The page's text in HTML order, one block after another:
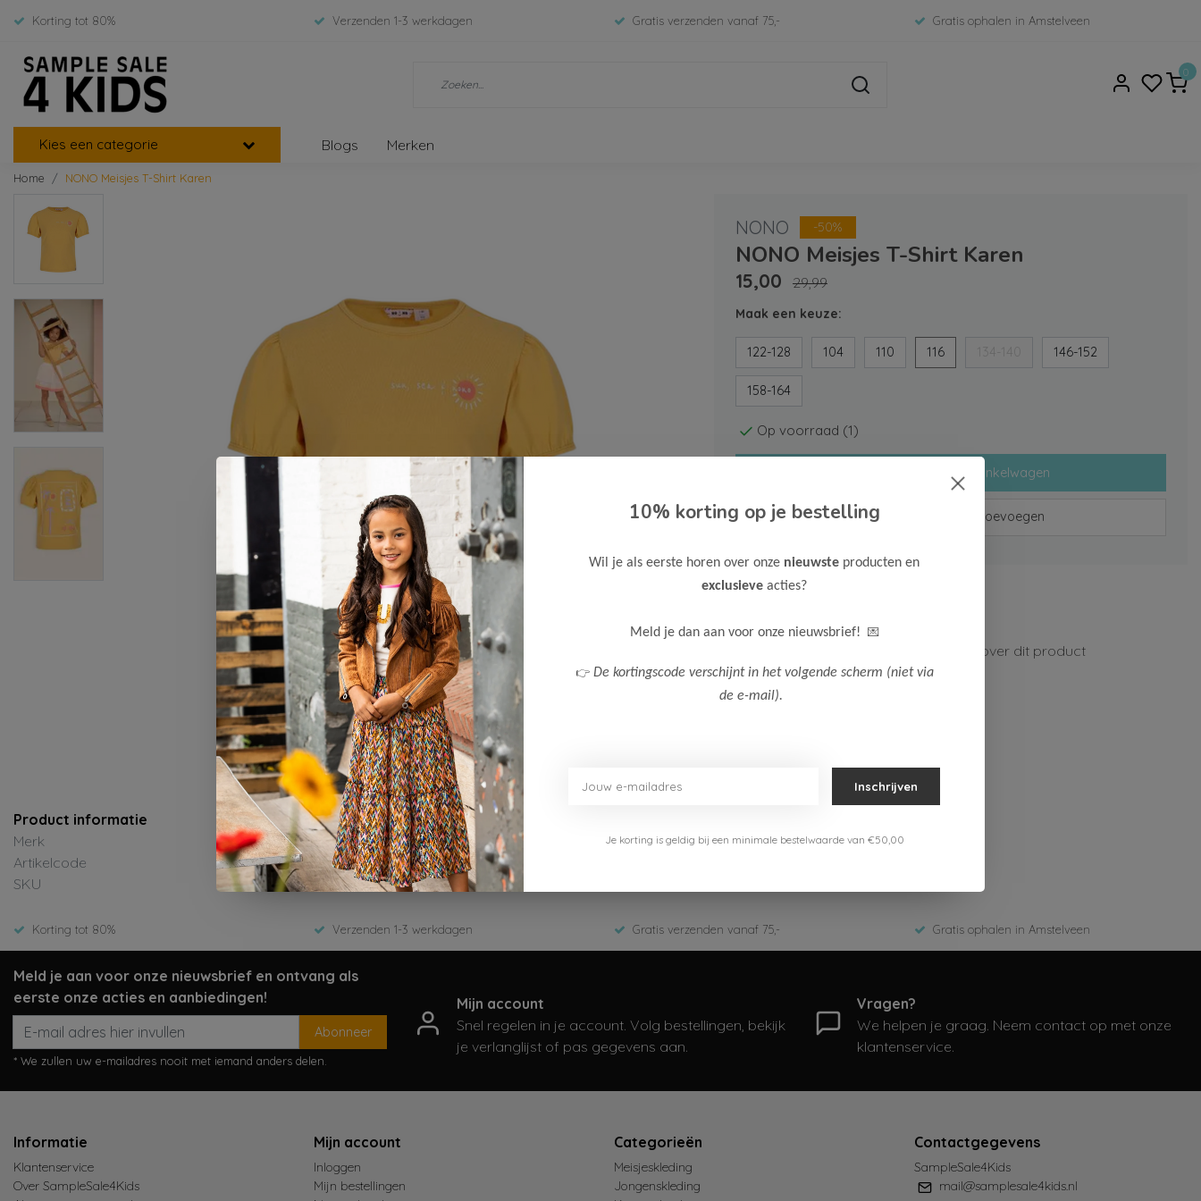
Korting tot 80% Verzenden 1-3 werkdagen Gratis verzenden vanaf 75,- Gratis ophalen in Amstelveen
0
Kies een categorie Blogs Merken
Home NONO Meisjes T-Shirt Karen
NONO -50%
NONO Meisjes T-Shirt Karen
15,00 29,99
Maak een keuze:
122-128 104 110 116 146-152
158-164
Op voorraad (1)
Toevoegen aan winkelwagen
Aan verlanglijst toevoegen
Gratis verzenden vanaf 75,-
Verzenden 1-3 werkdagen
Neem contact op over dit product
Product informatie
Merk
NONO
Artikelcode
N603-5410-549-Golden Apricot Orange
SKU
ED-Zomer 2026
Korting tot 80% Verzenden 1-3 werkdagen Gratis verzenden vanaf 75,- Gratis ophalen in Amstelveen
Meld je aan voor onze nieuwsbrief en ontvang als
eerste onze acties en aanbiedingen!
Abonneer
* We zullen uw e-mailadres nooit met iemand anders delen.
Mijn account
Snel regelen in je account. Volg bestellingen, bekijk
je verlanglijst of pas gegevens aan.
Vragen?
We helpen je graag. Neem contact op met onze
klantenservice.
Informatie
Klantenservice
Over SampleSale4Kids
Mijn account
Inloggen
Mijn bestellingen
Categorieën
Meisjeskleding
Jongenskleding
Contactgegevens
SampleSale4Kids
mail@samplesale4kids.nl
10% korting op je bestelling
Wil je als eerste horen over onze nieuwste producten en
exclusieve acties?
Meld je dan aan voor onze nieuwsbrief! 💌
👉 De kortingscode verschijnt in het volgende scherm (niet via
de e-mail).
Inschrijven
Je korting is geldig bij een minimale bestelwaarde van €50,00